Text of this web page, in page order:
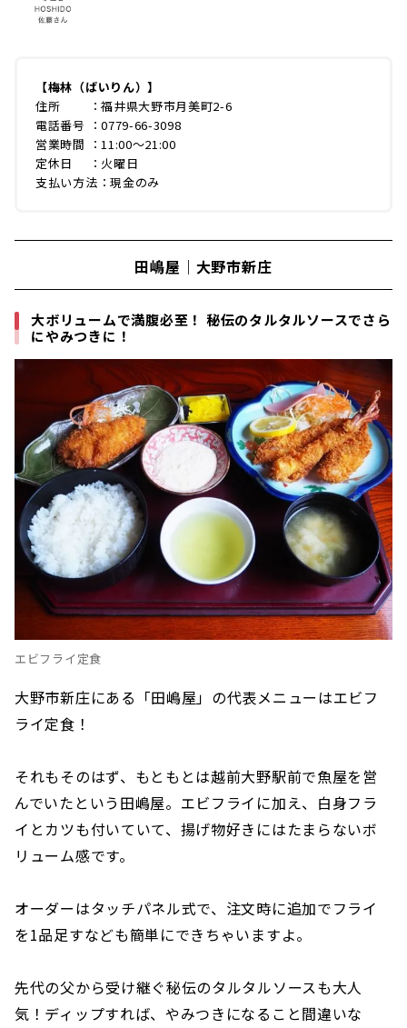
【梅林（ばいりん）】
住所 ：福井県大野市月美町2-6
電話番号 ：0779-66-3098
営業時間 ：11:00〜21:00
定休日 ：​​火曜日
支払い方法：現金のみ
田嶋屋｜大野市新庄
大ボリュームで満腹必至！ 秘伝のタルタルソースでさら
にやみつきに！
エビフライ定食
大野市新庄にある「田嶋屋」の代表メニューはエビフ
ライ定食！
それもそのはず、もともとは越前大野駅前で魚屋を営
んでいたという田嶋屋。エビフライに加え、白身フラ
イとカツも付いていて、揚げ物好きにはたまらないボ
リューム感です。
オーダーはタッチパネル式で、注文時に追加でフライ
を1品足すなども簡単にできちゃいますよ。
先代の父から受け継ぐ秘伝のタルタルソースも大人
気！ディップすれば、やみつきになること間違いな